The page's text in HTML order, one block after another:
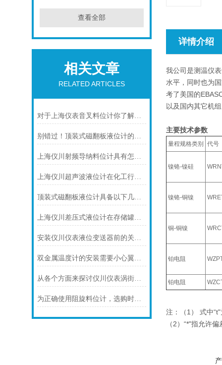
查看全部
相关文章
RELATED ARTICLES
对于上海仪表音叉料位计你了解多少呢？
别错过！顶装式磁翻板液位计的适用版图，一文解锁核心场景
上海仪川射频导纳料位计具有怎样的特点呢？
上海仪川超声波液位计在化工行业中的应用优势
顶装式磁翻板液位计具备以下几大主要特点
上海仪川差压式液位计在存储罐液位测量的应用
安装仪川仪表液位变送器前的关键步骤，确保设备运行无忧！
双金属温度计的安装需要小心翼翼的！
从各个方面来探讨仪川仪表涡街流量计的技术特点
为正确使用阻旋料位计，选购时应注意以下几点
详情介绍
我公司是测温仪
水平，同时也为
考了美国的
以及国内其它机
主要技术参数
量程规格类别 代号
镍铬-镍硅
镍铬-铜镍
铜-铜镍
铂电阻
铂电阻
注：（1） 式中
（2）“*"指允许